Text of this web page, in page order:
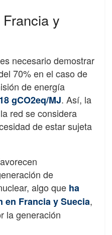
y
necesario demostrar
70% en el caso de
de energía
gCO2eq/MJ. Así, la
red se considera
de estar sujeta
de
algo que ha
Francia y Suecia,
la generación